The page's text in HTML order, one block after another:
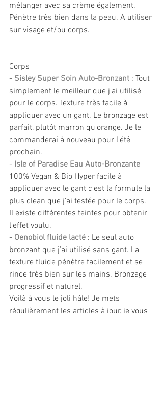
mélanger avec sa crème également.
Pénètre très bien dans la peau. A utiliser
sur visage et/ou corps.
Corps
- Sisley Super Soin Auto-Bronzant : Tout
simplement le meilleur que j'ai utilisé
pour le corps. Texture très facile à
appliquer avec un gant. Le bronzage est
parfait, plutôt marron qu'orange. Je le
commanderai à nouveau pour l'été
prochain.
- Isle of Paradise Eau Auto-Bronzante
100% Vegan & Bio Hyper facile à
appliquer avec le gant c'est la formule la
plus clean que j'ai testée pour le corps.
Il existe différentes teintes pour obtenir
l'effet voulu.
- Oenobiol fluide lacté : Le seul auto
bronzant que j'ai utilisé sans gant. La
texture fluide pénètre facilement et se
rince très bien sur les mains. Bronzage
progressif et naturel.
Voilà à vous le joli hâle! Je mets
régulièrement les articles à jour, je vous